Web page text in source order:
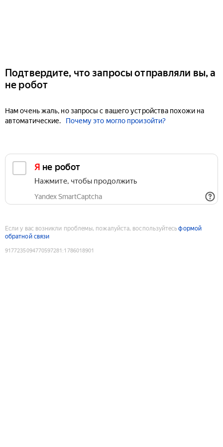
Подтвердите, что запросы отправляли вы, а
не робот
Нам очень жаль, но запросы с вашего устройства похожи на
автоматические.
Почему это могло произойти?
Я не робот
Нажмите, чтобы продолжить
Yandex SmartCaptcha
Если у вас возникли проблемы, пожалуйста, воспользуйтесьформой
обратной связи
9177235094770597281 :1786018901